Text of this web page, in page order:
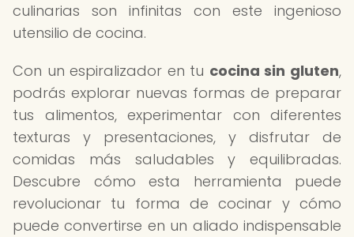
culinarias son infinitas con este ingenioso
utensilio de cocina.
Con un espiralizador en tu cocina sin gluten,
podrás explorar nuevas formas de preparar
tus alimentos, experimentar con diferentes
texturas y presentaciones, y disfrutar de
comidas más saludables y equilibradas.
Descubre cómo esta herramienta puede
revolucionar tu forma de cocinar y cómo
puede convertirse en un aliado indispensable